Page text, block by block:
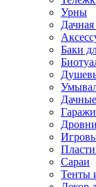
Урны
Баки
Сараи
Тенты